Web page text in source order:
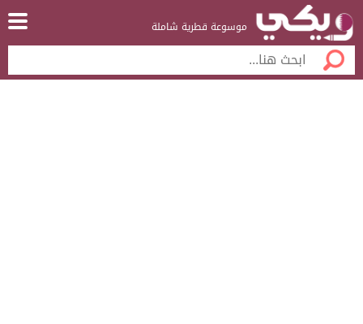
موسوعة قطرية شاملة